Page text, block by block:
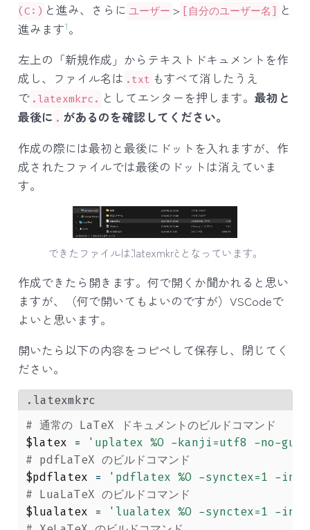
(C:) と進み、さらに ユーザー > [自分のユーザー名] と
進みます1。
左上の「新規作成」からテキストドキュメントを作
成し、ファイル名は .txt もすべて消したうえ
で .latexmkrc. としてエンターを押します。最初と
最後に . があるのを確認してください。
作成の際には最初と最後にドットを入れますが、作
成されたファイルでは最後のドットは消えていま
す。
できたファイルは`.latexmkrc`となっています。
作成できたら開きます。何で開くか聞かれると思い
ますが、（何で開いてもよいのですが）VSCodeで
よいと思います。
開いたら以下の内容をコピペして保存し、閉じてく
ださい。
.latexmkrc
# 通常の LaTeX ドキュメントのビルドコマンド
$latex =
'uplatex %O -kanji=utf8 -no-
# pdfLaTeX のビルドコマンド
$pdflatex =
'pdflatex %O -synctex=1 -
# LuaLaTeX のビルドコマンド
$lualatex =
'lualatex %O -synctex=1 -